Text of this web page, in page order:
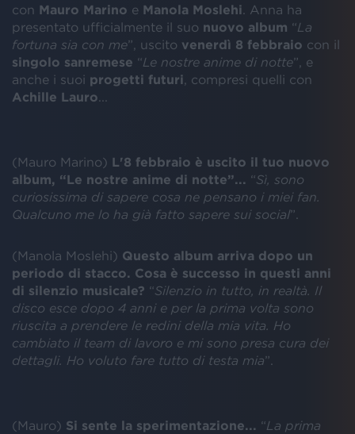
con Mauro Marino e Manola Moslehi . Anna ha
presentato ufficialmente il suo nuovo album “La
fortuna sia con me”, uscito venerdì 8 febbraio con il
singolo sanremese “Le nostre anime di notte”, e
anche i suoi progetti futuri , compresi quelli con
Achille Lauro
(Mauro Marino) L'8 febbraio è uscito il tuo nuovo
album, “Le nostre anime di notte”... “Sì, sono
curiosissima di sapere cosa ne pensano i miei fan.
Qualcuno me lo ha già fatto sapere sui social”.
(Manola Moslehi) Questo album arriva dopo un
periodo di stacco. Cosa è successo in questi anni
di silenzio musicale? “Silenzio in tutto, in realtà. Il
disco esce dopo 4 anni e per la prima volta sono
riuscita a prendere le redini della mia vita. Ho
cambiato il team di lavoro e mi sono presa cura dei
dettagli. Ho voluto fare tutto di testa mia”.
(Mauro) Si sente la sperimentazione... “La prima